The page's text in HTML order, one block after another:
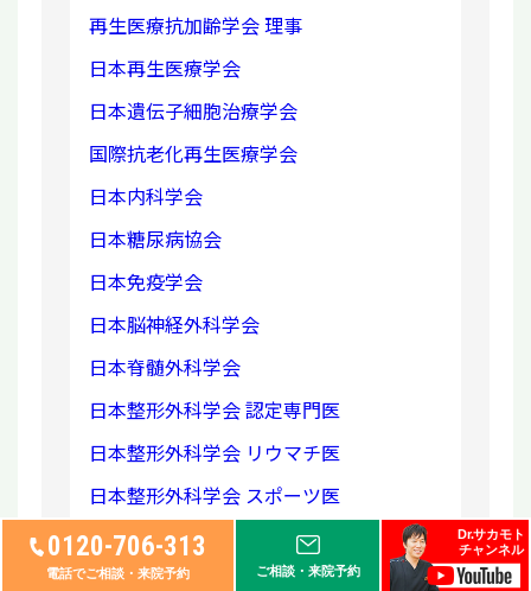
0120-706-313
電話でご相談・来院予約 ご相談・来院予約
Dr.サカモト
チャンネル
再生医療抗加齢学会 理事
日本再生医療学会
日本遺伝子細胞治療学会
国際抗老化再生医療学会
日本内科学会
日本糖尿病協会
日本免疫学会
日本脳神経外科学会
日本脊髄外科学会
日本整形外科学会 認定専門医
日本整形外科学会 リウマチ医
日本整形外科学会 スポーツ医